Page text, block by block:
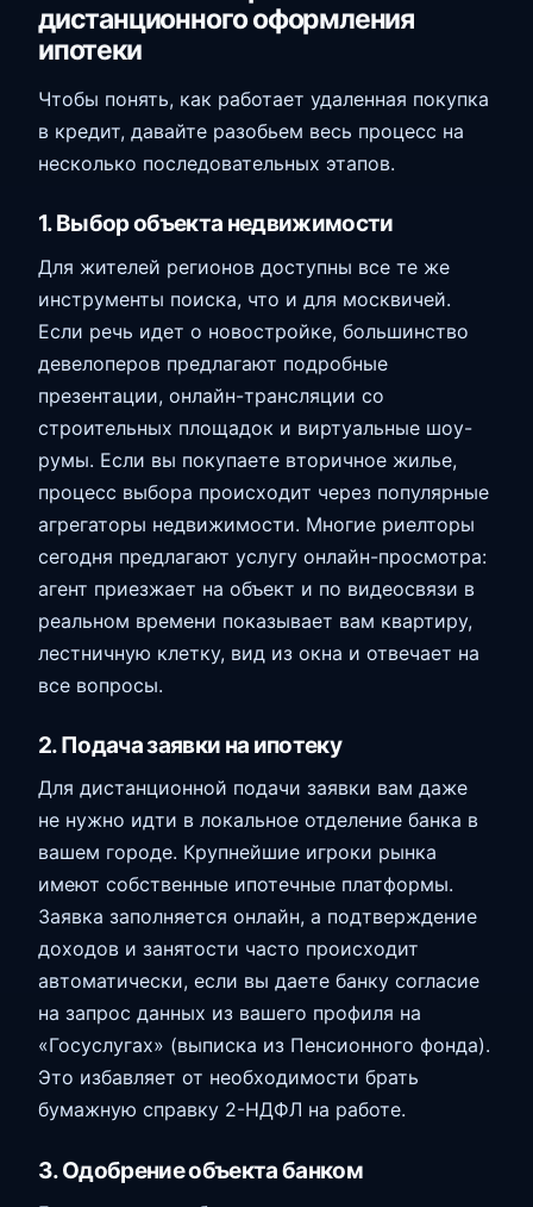
дистанционного оформления
ипотеки
Чтобы понять, как работает удаленная покупка
в кредит, давайте разобьем весь процесс на
несколько последовательных этапов.
1. Выбор объекта недвижимости
Для жителей регионов доступны все те же
инструменты поиска, что и для москвичей.
Если речь идет о новостройке, большинство
девелоперов предлагают подробные
презентации, онлайн-трансляции со
строительных площадок и виртуальные шоу-
румы. Если вы покупаете вторичное жилье,
процесс выбора происходит через популярные
агрегаторы недвижимости. Многие риелторы
сегодня предлагают услугу онлайн-просмотра:
агент приезжает на объект и по видеосвязи в
реальном времени показывает вам квартиру,
лестничную клетку, вид из окна и отвечает на
все вопросы.
2. Подача заявки на ипотеку
Для дистанционной подачи заявки вам даже
не нужно идти в локальное отделение банка в
вашем городе. Крупнейшие игроки рынка
имеют собственные ипотечные платформы.
Заявка заполняется онлайн, а подтверждение
доходов и занятости часто происходит
автоматически, если вы даете банку согласие
на запрос данных из вашего профиля на
«Госуслугах» (выписка из Пенсионного фонда).
Это избавляет от необходимости брать
бумажную справку 2-НДФЛ на работе.
3. Одобрение объекта банком